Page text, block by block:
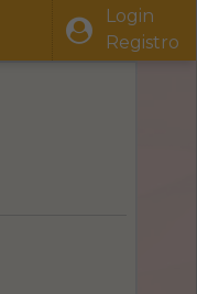
Login
Registro